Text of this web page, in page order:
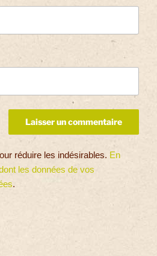
réduire les indésirables. En
les données de vos
.